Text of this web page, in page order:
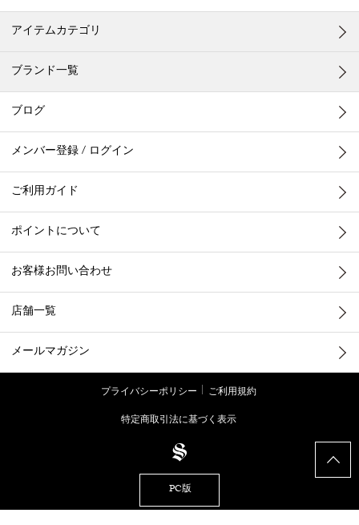
アイテムカテゴリ
ブランド一覧
ブログ
メンバー登録 / ログイン
ご利用ガイド
ポイントについて
お客様お問い合わせ
店舗一覧
メールマガジン
プライバシーポリシー
ご利用規約
特定商取引法に基づく表示
PC版